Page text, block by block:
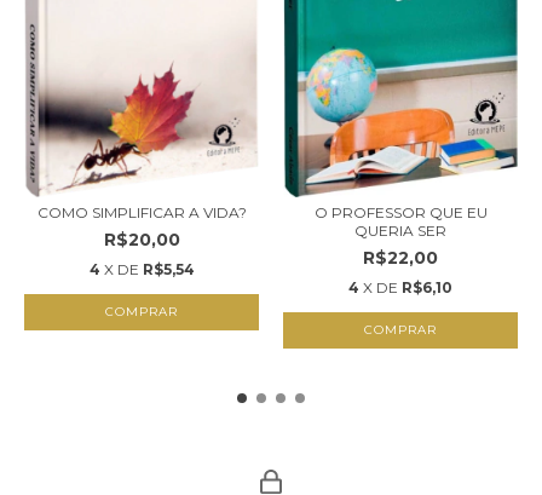
COMO SIMPLIFICAR A VIDA?
R$20,00
4 X DE R$5,54
O PROFESSOR QUE EU
QUERIA SER
R$22,00
4 X DE R$6,10
COMPRAR